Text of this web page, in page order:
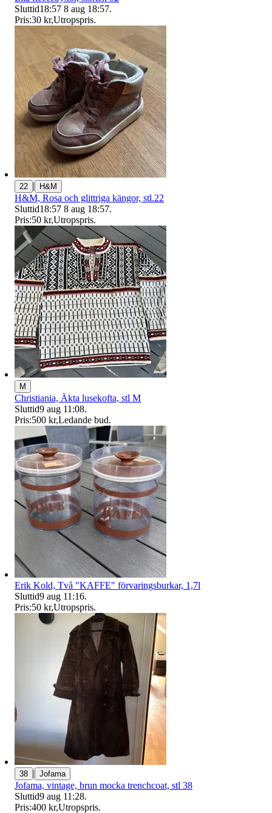
Sluttid18:57 8 aug 18:57.
Pris:30 kr,Utropspris.
22 | H&M
H&M, Rosa och glittriga kängor, stl.22
Sluttid18:57 8 aug 18:57.
Pris:50 kr,Utropspris.
M
Christiania, Äkta lusekofta, stl M
Sluttid9 aug 11:08.
Pris:500 kr,Ledande bud.
Erik Kold, Två "KAFFE" förvaringsburkar, 1,7l
Sluttid9 aug 11:16.
Pris:50 kr,Utropspris.
38 | Jofama
Jofama, vintage, brun mocka trenchcoat, stl 38
Sluttid9 aug 11:28.
Pris:400 kr,Utropspris.